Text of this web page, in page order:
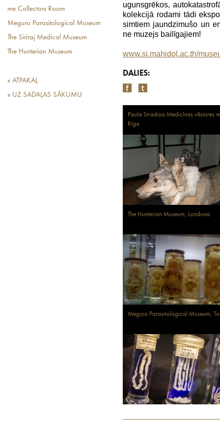
me Collectors Room
Meguro Parasitological Museum
The Siriraj Medical Museum
The Hunterian Museum
« ATPAKAĻ
« UZ SADAĻAS SĀKUMU
ugunsgrēkos,
kolekcijā rodami tādi
simtiem jaundzimušo un
ne muzejs bailīgajiem!
www.si.mahidol.ac.th/
DALIES:
Paula Stradiņa Medicīnas vēstures
Rīga
The Hunterian Museum, Londona
Meguro Parasitological Museum,